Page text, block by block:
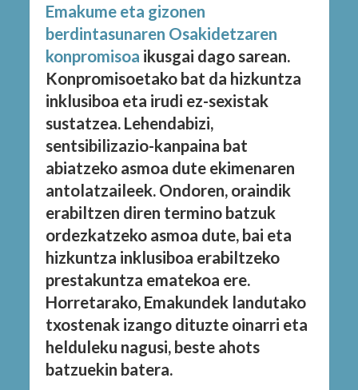
Emakume eta gizonen
berdintasunaren Osakidetzaren
konpromisoa ikusgai dago sarean.
Konpromisoetako bat da hizkuntza
inklusiboa eta irudi ez-sexistak
sustatzea. Lehendabizi,
sentsibilizazio-kanpaina bat
abiatzeko asmoa dute ekimenaren
antolatzaileek. Ondoren, oraindik
erabiltzen diren termino batzuk
ordezkatzeko asmoa dute, bai eta
hizkuntza inklusiboa erabiltzeko
prestakuntza ematekoa ere.
Horretarako, Emakundek landutako
txostenak izango dituzte oinarri eta
helduleku nagusi, beste ahots
batzuekin batera.